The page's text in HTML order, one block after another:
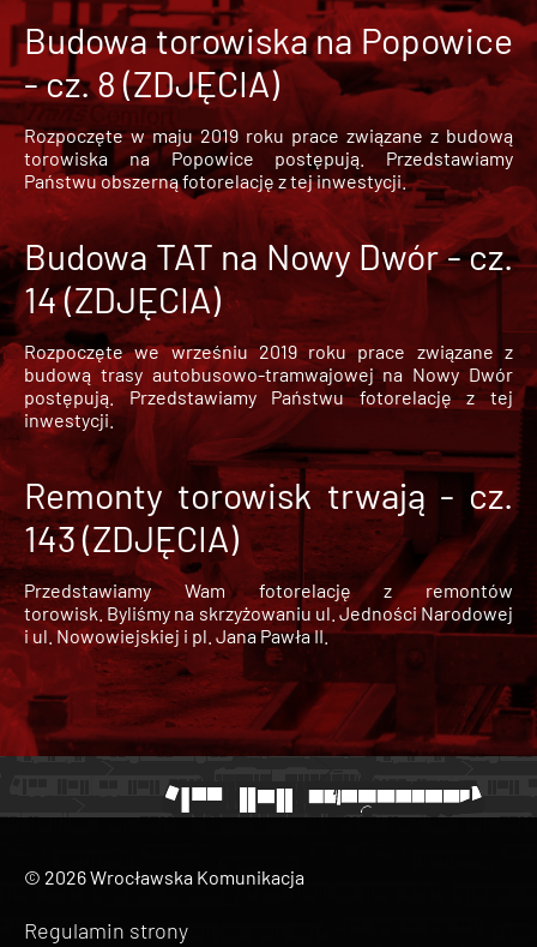
Budowa torowiska na Popowice
- cz. 8 (ZDJĘCIA)
Rozpoczęte w maju 2019 roku prace związane z budową
torowiska na Popowice
postępują. Przedstawiamy
Państwu obszerną fotorelację z tej inwestycji.
Budowa TAT na Nowy Dwór - cz.
14 (ZDJĘCIA)
Rozpoczęte we wrześniu 2019 roku prace związane z
budową trasy autobusowo-tramwajowej na Nowy Dwór
postępują. Przedstawiamy Państwu fotorelację z tej
inwestycji.
Remonty torowisk trwają - cz.
143 (ZDJĘCIA)
Przedstawiamy Wam fotorelację z remontów
torowisk. Byliśmy na skrzyżowaniu ul. Jedności Narodowej
i ul. Nowowiejskiej i pl. Jana Pawła II.
© 2026 Wrocławska Komunikacja
Regulamin strony